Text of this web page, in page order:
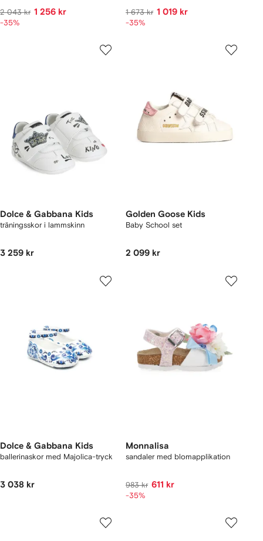
2 043 kr 1 256 kr
-35%
1 673 kr 1 019 kr
-35%
Dolce & Gabbana Kids
träningsskor i lammskinn
3 259 kr
Golden Goose Kids
Baby School set
2 099 kr
Dolce & Gabbana Kids
ballerinaskor med Majolica-tryck
3 038 kr
Monnalisa
sandaler med blomapplikation
983 kr 611 kr
-35%